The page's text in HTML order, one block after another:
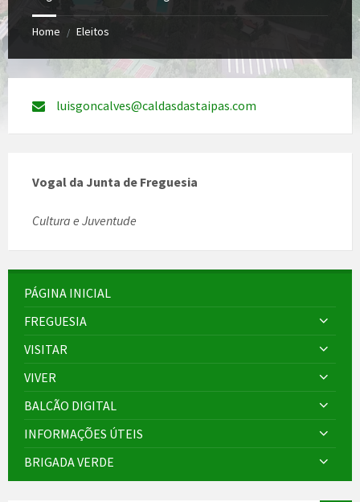
Home / Eleitos
luisgoncalves@caldasdastaipas.com
Vogal da Junta de Freguesia
Cultura e Juventude
PÁGINA INICIAL
FREGUESIA
VISITAR
VIVER
BALCÃO DIGITAL
INFORMAÇÕES ÚTEIS
BRIGADA VERDE